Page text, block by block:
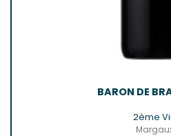
BARON DE
2ème